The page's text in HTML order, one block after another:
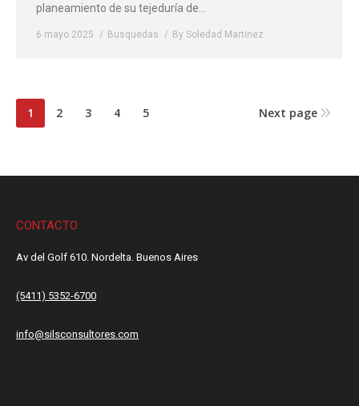
planeamiento de su tejeduría de…
6 mayo 2025 Busquedas By Soledad Martinez
1 2 3 4 5 Next page
CONTACTO
Av del Golf 610. Nordelta. Buenos Aires
(5411) 5352-6700
info@silsconsultores.com